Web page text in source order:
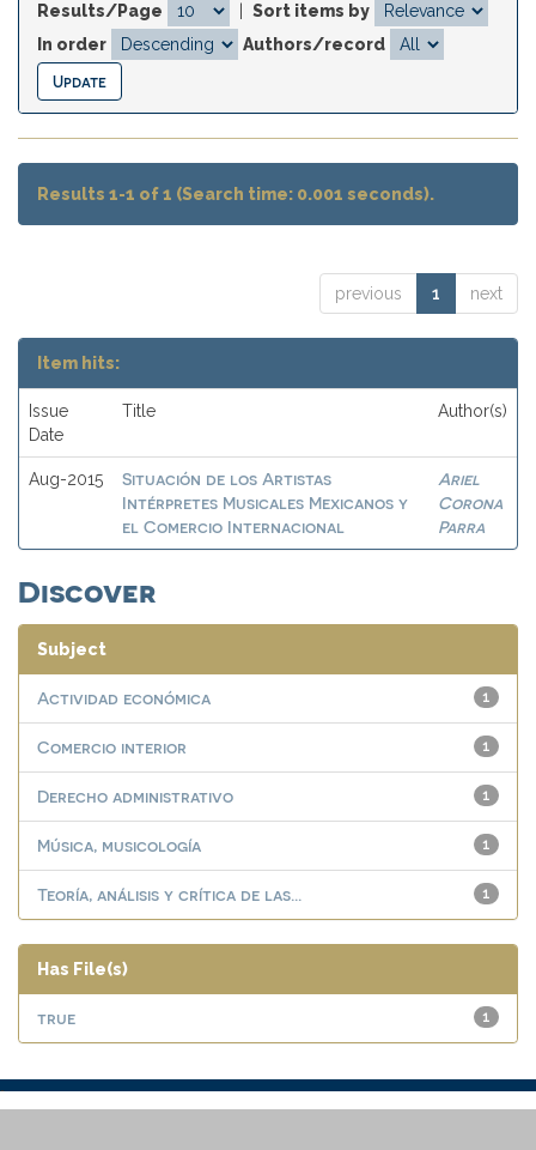
Results/Page
Sort items by
In order
Authors/record
Results 1-1 of 1 (Search time: 0.001 seconds).
previous 1 next
Item hits:
Issue
Date
Title Author(s)
Aug-2015
Situación de los Artistas
Intérpretes Musicales Mexicanos y
el Comercio Internacional
Ariel
Corona
Parra
Discover
Subject
1
Actividad económica
1
Comercio interior
1
Derecho administrativo
1
Música, musicología
1
Teoría, análisis y crítica de las...
Has File(s)
1
true